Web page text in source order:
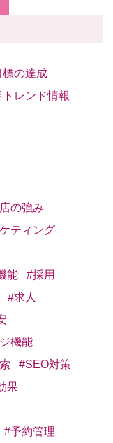
標の達成
レンド情報
の強み
ティング
能
#採用
#求人
機能
#SEO対策
果
#予約管理